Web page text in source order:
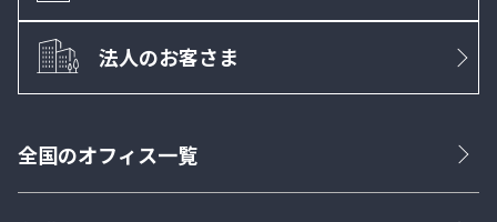
法人のお客さま
全国のオフィス一覧